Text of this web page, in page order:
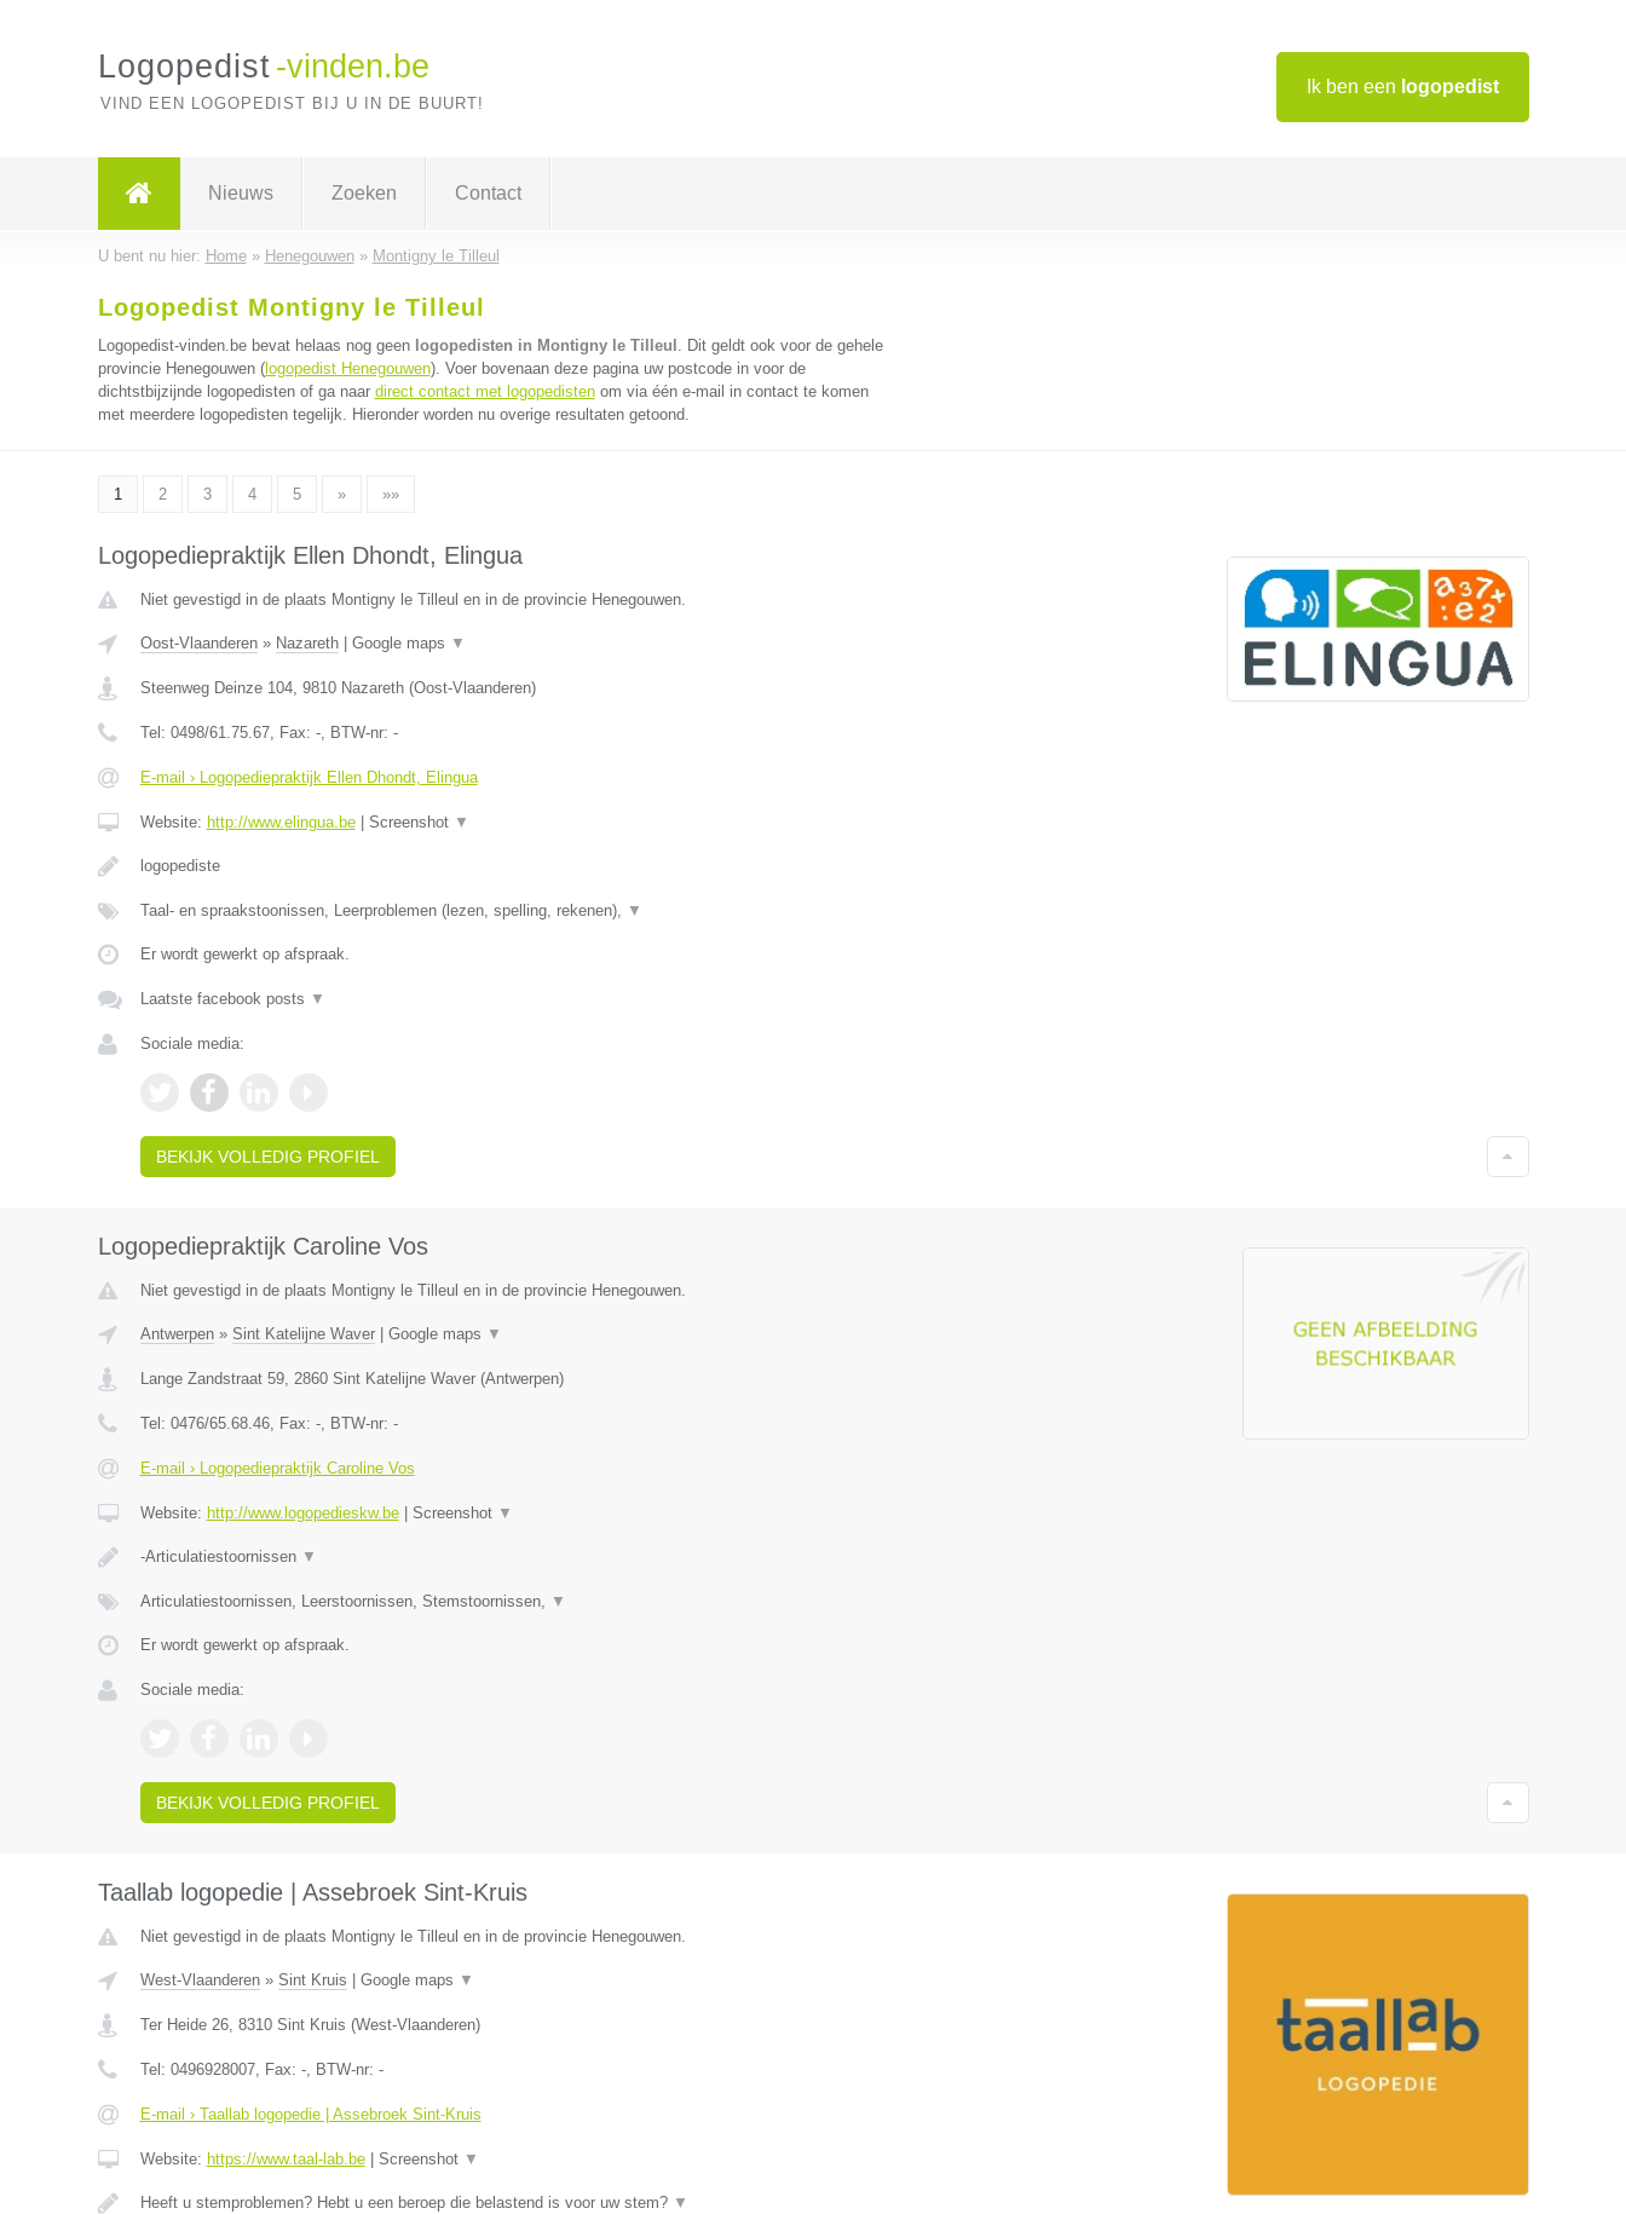
Ik ben een logopedist
Logopedist -vinden.be
VIND EEN LOGOPEDIST BIJ U IN DE BUURT!
Nieuws Zoeken Contact
U bent nu hier: Home» Henegouwen» Montigny le Tilleul
Logopedist Montigny le Tilleul
Logopedist-vinden.be bevat helaas nog geen logopedisten in Montigny le Tilleul . Dit geldt ook voor de gehele
provincie Henegouwen (logopedist Henegouwen). Voer bovenaan deze pagina uw postcode in voor de
dichtstbijzijnde logopedisten of ga naar direct contact met logopedistenom via één e-mail in contact te komen
met meerdere logopedisten tegelijk. Hieronder worden nu overige resultaten getoond.
1 2 3 4 5 » »»
Logopediepraktijk Ellen Dhondt, Elingua
Niet gevestigd in de plaats Montigny le Tilleul en in de provincie Henegouwen.
Oost-Vlaanderen» Nazareth| Google maps ▼
Steenweg Deinze 104, 9810 Nazareth(Oost-Vlaanderen)
Tel: 0498/61.75.67, Fax: -, BTW-nr: -
E-mail › Logopediepraktijk Ellen Dhondt, Elingua
Website: http://www.elingua.be| Screenshot ▼
logopediste
Taal- en spraakstoonissen, Leerproblemen (lezen, spelling, rekenen), ▼
Er wordt gewerkt op afspraak.
Laatste facebook posts ▼
Sociale media:
BEKIJK VOLLEDIG PROFIEL
Logopediepraktijk Caroline Vos
Niet gevestigd in de plaats Montigny le Tilleul en in de provincie Henegouwen.
Antwerpen» Sint Katelijne Waver| Google maps ▼
Lange Zandstraat 59, 2860 Sint Katelijne Waver(Antwerpen)
Tel: 0476/65.68.46, Fax: -, BTW-nr: -
E-mail › Logopediepraktijk Caroline Vos
Website: http://www.logopedieskw.be| Screenshot ▼
-Articulatiestoornissen ▼
Articulatiestoornissen, Leerstoornissen, Stemstoornissen, ▼
Er wordt gewerkt op afspraak.
Sociale media:
BEKIJK VOLLEDIG PROFIEL
Taallab logopedie | Assebroek Sint-Kruis
Niet gevestigd in de plaats Montigny le Tilleul en in de provincie Henegouwen.
West-Vlaanderen» Sint Kruis Google maps ▼
Ter Heide 26, 8310 Sint Kruis (West-Vlaanderen)
Tel: 0496928007, Fax: -, BTW-nr: -
E-mail › Taallab logopedie | Assebroek Sint-Kruis
Website: https://www.taal-lab.be| Screenshot ▼
Heeft u stemproblemen? Hebt u een beroep die belastend is voor uw stem? ▼